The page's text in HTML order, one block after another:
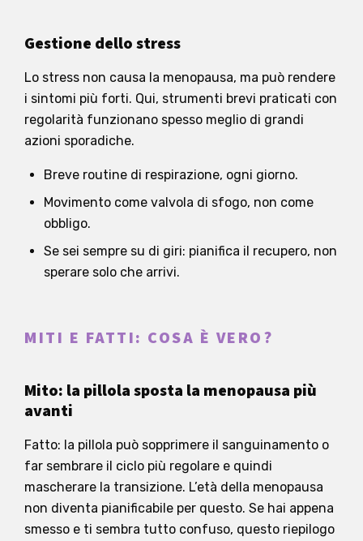
Gestione dello stress
Lo stress non causa la menopausa, ma può rendere
i sintomi più forti. Qui, strumenti brevi praticati con
regolarità funzionano spesso meglio di grandi
azioni sporadiche.
Breve routine di respirazione, ogni giorno.
Movimento come valvola di sfogo, non come
obbligo.
Se sei sempre su di giri: pianifica il recupero, non
sperare solo che arrivi.
MITI E FATTI: COSA È VERO?
Mito: la pillola sposta la menopausa più
avanti
Fatto: la pillola può sopprimere il sanguinamento o
far sembrare il ciclo più regolare e quindi
mascherare la transizione. L’età della menopausa
non diventa pianificabile per questo. Se hai appena
smesso e ti sembra tutto confuso, questo riepilogo